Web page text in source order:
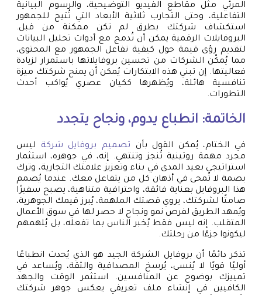
المرئي مثل مقاطع الفيديو التوضيحية، والرسوم البيانية
التفاعلية، وحتى التجارب ثلاثية الأبعاد التي تُتيح للجمهور
استكشاف شركتك بطرق لم تكن ممكنة من قبل.
البروفايلات الرقمية يمكن أن تُدمج مع أدوات تحليل البيانات
لتقديم رؤى قيمة حول كيفية تفاعل الجمهور مع المحتوى،
مما يُمكّن الشركات من تحسين بروفايلاتها باستمرار لزيادة
فعاليتها. إن تبني هذه الابتكارات يُمكن أن يمنح شركتك ميزة
تنافسية هائلة، ويُظهرها ككيان عصري يُواكب أحدث
التطورات.
الخاتمة: انطباع يدوم، ونجاح يتجدد
في الختام، يُمكن القول بأن تصميم بروفايل شركة ليس
مجرد مهمة روتينية تُنجز وتنتهي. إنه، في جوهره، استثمار
استراتيجي بعيد المدى في بناء وتعزيز علامتك التجارية، وترك
بصمة لا تُمحى في أذهان كل من يتفاعل معك. عندما يُصمم
هذا البروفايل بعناية فائقة، واحترافية متناهية، يصبح سفيرًا
صامتًا لشركتك، يروي قصتك الملهمة، يُبرز قيمك الجوهرية،
ويُمهد الطريق لفرص نمو ونجاح لا حصر لها في سوق الأعمال
المتقلب. إنه ليس فقط يُخبر الناس بما تفعله، بل يُلهمهم
ليكونوا جزءًا من رحلتك.
تذكر دائمًا أن بروفايل الشركة الجيد هو الذي يُحدث انطباعًا
أوليًا قويًا لا يُنسى، يُرسخ المصداقية والثقة، ويُساعد في
تمييزك بوضوح عن المنافسين. استثمر الوقت والجهد
الكافيين في إنشاء ملف تعريفي يعكس جوهر شركتك